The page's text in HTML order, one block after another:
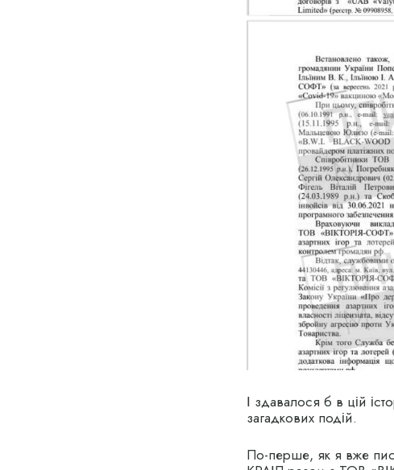
І здавалося б в цій
загадкових подій.
По-перше, як я вже